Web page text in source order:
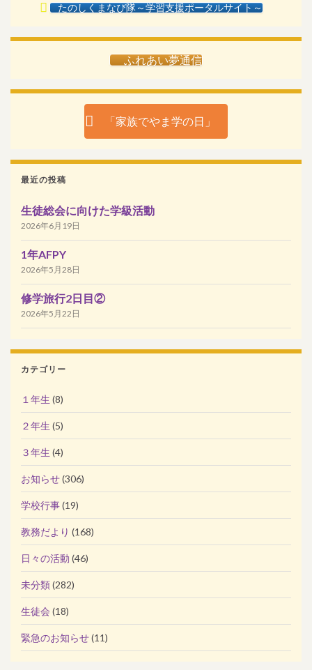
たのしくまなび隊～学習支援ポータルサイト～
ふれあい夢通信
「家族でやま学の日」
最近の投稿
生徒総会に向けた学級活動
2026年6月19日
1年AFPY
2026年5月28日
修学旅行2日目②
2026年5月22日
カテゴリー
１年生 (8)
２年生 (5)
３年生 (4)
お知らせ(306)
学校行事(19)
教務だより (168)
日々の活動 (46)
未分類(282)
生徒会 (18)
緊急のお知らせ(11)